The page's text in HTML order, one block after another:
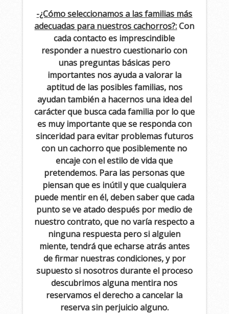
-¿Cómo seleccionamos a las familias más
adecuadas para nuestros cachorros?:Con
cada contacto es imprescindible
responder a nuestro cuestionario con
unas preguntas básicas pero
importantes nos ayuda a valorar la
aptitud de las posibles familias, nos
ayudan también a hacernos una idea del
carácter que busca cada familia por lo que
es muy importante que se responda con
sinceridad para evitar problemas futuros
con un cachorro que posiblemente no
encaje con el estilo de vida que
pretendemos. Para las personas que
piensan que es inútil y que cualquiera
puede mentir en él, deben saber que cada
punto se ve atado después por medio de
nuestro contrato, que no varía respecto a
ninguna respuesta pero si alguien
miente, tendrá que echarse atrás antes
de firmar nuestras condiciones, y por
supuesto si nosotros durante el proceso
descubrimos alguna mentira nos
reservamos el derecho a cancelar la
reserva sin perjuicio alguno.